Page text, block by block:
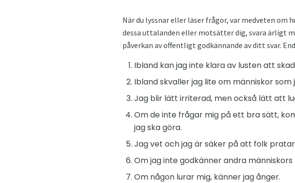
När du lyssnar eller läser frågor, var medveten om
dessa uttalanden eller motsätter dig, svara ärligt
påverkan av offentligt godkännande av ditt svar.
Ibland kan jag inte klara av lusten att
Ibland skvaller jag lite om människor som
Jag blir lätt irriterad, men också lätt att
Om de inte frågar mig på ett bra sätt,
jag ska göra.
Jag vet och jag är säker på att folk
Om jag inte godkänner andra
Om någon lurar mig, känner jag ånger.